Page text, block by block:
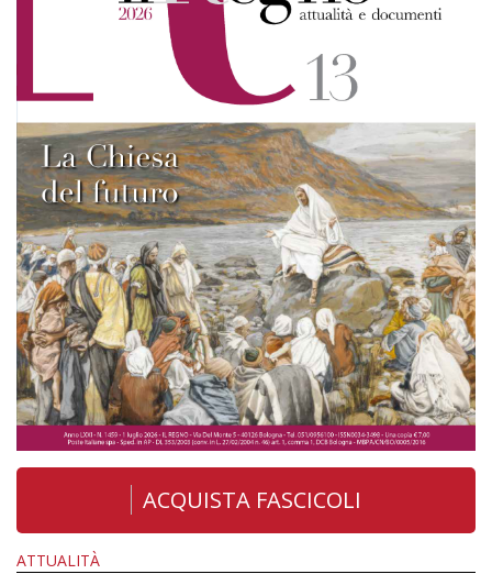
ACQUISTA FASCICOLI
ATTUALITÀ